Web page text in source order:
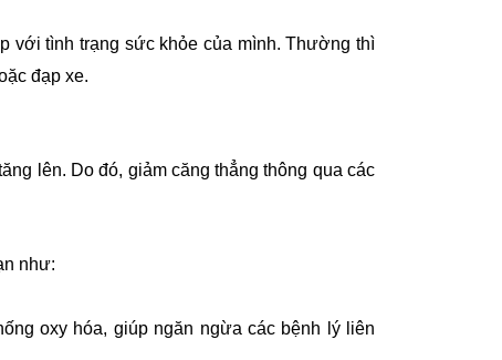
với tình trạng sức khỏe của mình. Thường thì
đạp xe.
lên. Do đó, giảm căng thẳng thông qua các
như:
oxy hóa, giúp ngăn ngừa các bệnh lý liên